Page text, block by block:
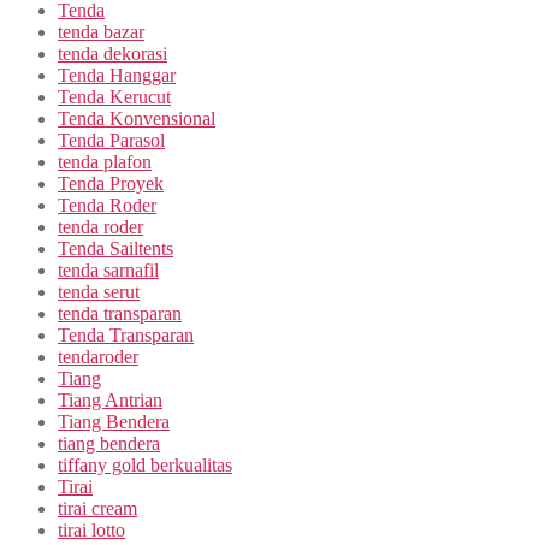
Tenda
tenda bazar
tenda dekorasi
Tenda Hanggar
Tenda Kerucut
Tenda Konvensional
Tenda Parasol
tenda plafon
Tenda Proyek
Tenda Roder
tenda roder
Tenda Sailtents
tenda sarnafil
tenda serut
tenda transparan
Tenda Transparan
tendaroder
Tiang
Tiang Antrian
Tiang Bendera
tiang bendera
tiffany gold berkualitas
Tirai
tirai cream
tirai lotto